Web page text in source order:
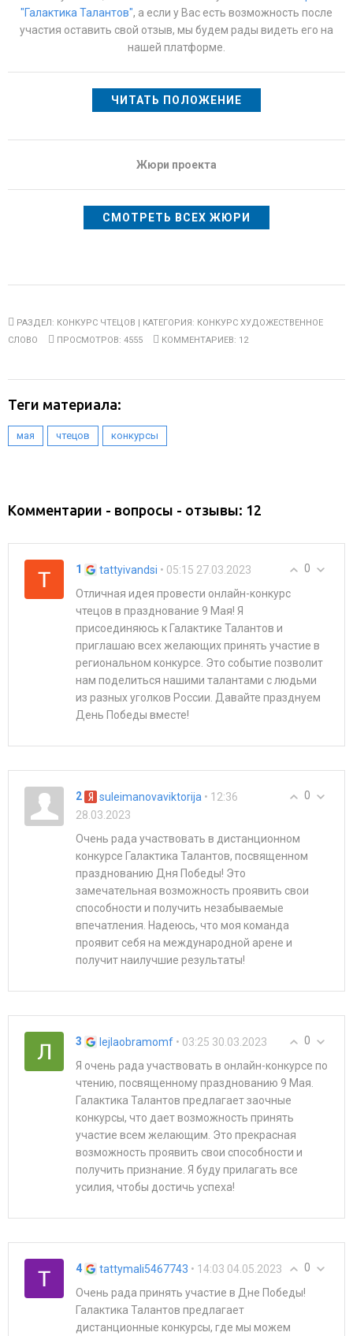
"Галактика Талантов", а если у Вас есть возможность после
участия оставить свой отзыв, мы будем рады видеть его на
нашей платформе.
ЧИТАТЬ ПОЛОЖЕНИЕ
Жюри проекта
СМОТРЕТЬ ВСЕХ ЖЮРИ
РАЗДЕЛ: КОНКУРС ЧТЕЦОВ | КАТЕГОРИЯ: КОНКУРС ХУДОЖЕСТВЕННОЕ
СЛОВО
ПРОСМОТРОВ: 4555 КОММЕНТАРИЕВ: 12
Теги материала:
мая чтецов конкурсы
Комментарии - вопросы - отзывы: 12
0
1 tattyivandsi • 05:15 27.03.2023
Отличная идея провести онлайн-конкурс
чтецов в празднование 9 Мая! Я
присоединяюсь к Галактике Талантов и
приглашаю всех желающих принять участие в
региональном конкурсе. Это событие позволит
нам поделиться нашими талантами с людьми
из разных уголков России. Давайте празднуем
День Победы вместе!
0
2 suleimanovaviktorija • 12:36
28.03.2023
Очень рада участвовать в дистанционном
конкурсе Галактика Талантов, посвященном
празднованию Дня Победы! Это
замечательная возможность проявить свои
способности и получить незабываемые
впечатления. Надеюсь, что моя команда
проявит себя на международной арене и
получит наилучшие результаты!
0
3 lejlaobramomf • 03:25 30.03.2023
Я очень рада участвовать в онлайн-конкурсе по
чтению, посвященному празднованию 9 Мая.
Галактика Талантов предлагает заочные
конкурсы, что дает возможность принять
участие всем желающим. Это прекрасная
возможность проявить свои способности и
получить признание. Я буду прилагать все
усилия, чтобы достичь успеха!
0
4 tattymali5467743 • 14:03 04.05.2023
Очень рада принять участие в Дне Победы!
Галактика Талантов предлагает
дистанционные конкурсы, где мы можем